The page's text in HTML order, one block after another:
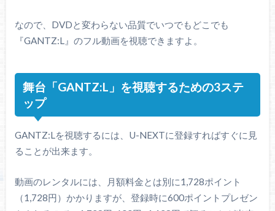
なので、DVDと変わらない品質でいつでもどこでも
『GANTZ:L』のフル動画を視聴できますよ。
舞台「GANTZ:L」を視聴するための3ステ
ップ
GANTZ:Lを視聴するには、U-NEXTに登録すればすぐに見
ることが出来ます。
動画のレンタルには、月額料金とは別に1,728ポイント
（1,728円）かかりますが、登録時に600ポイントプレゼン